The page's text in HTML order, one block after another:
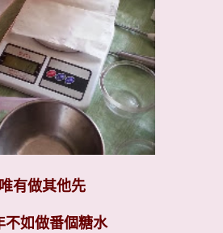
唯有做其他先
不如做番個糖水